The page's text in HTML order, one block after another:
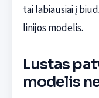
tai labiausiai į
linijos modelis.
Lustas
modelis